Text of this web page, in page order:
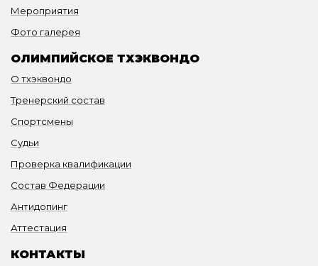
Мероприятия
Фото галерея
ОЛИМПИЙСКОЕ ТХЭКВОНДО
О тхэквондо
Тренерский состав
Спортсмены
Судьи
Проверка квалификации
Состав Федерации
Антидопинг
Аттестация
КОНТАКТЫ